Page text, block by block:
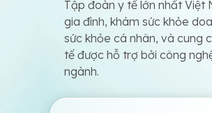
Tập đoàn y tế lớn nhất Việt
gia đình, khám sức khỏe
sức khỏe cá nhân, và cung
tế được hỗ trợ bởi công
ngành.